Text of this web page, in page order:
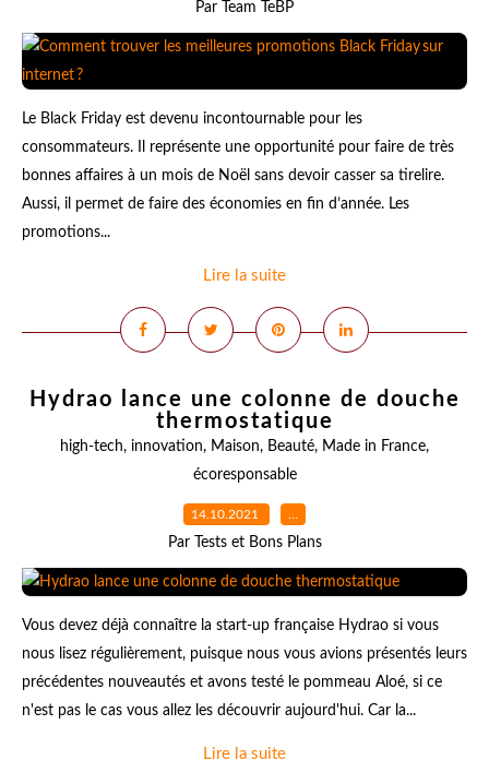
Par Team TeBP
Le Black Friday est devenu incontournable pour les
consommateurs. Il représente une opportunité pour faire de très
bonnes affaires à un mois de Noël sans devoir casser sa tirelire.
Aussi, il permet de faire des économies en fin d’année. Les
promotions...
Lire la suite
Hydrao lance une colonne de douche
thermostatique
high-tech, innovation, Maison, Beauté, Made in France,
écoresponsable
14.10.2021 …
Par Tests et Bons Plans
Vous devez déjà connaître la start-up française Hydrao si vous
nous lisez régulièrement, puisque nous vous avions présentés leurs
précédentes nouveautés et avons testé le pommeau Aloé, si ce
n'est pas le cas vous allez les découvrir aujourd'hui. Car la...
Lire la suite